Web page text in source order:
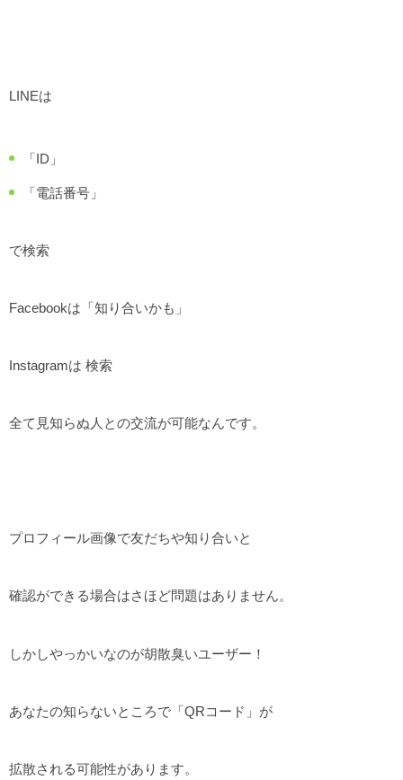
LINEは
「ID」
「電話番号」
で検索
Facebookは「知り合いかも」
Instagramは 検索
全て見知らぬ人との交流が可能なんです。
プロフィール画像で友だちや知り合いと
確認ができる場合はさほど問題はありません。
しかしやっかいなのが胡散臭いユーザー！
あなたの知らないところで「QRコード」が
拡散される可能性があります。